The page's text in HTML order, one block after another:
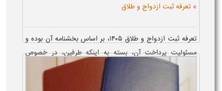
» تعرفه ثبت ازدواج و طلاق
تعرفه ثبت ازدواج و طلاق ۱۴۰۵، بر اساس بخشنامه آن بوده و
مسئولیت پرداخت آن، بسته به اینکه طرفین، در خصوص
پرداخت، توافق نموده باشند یا خیر، متفاوت می باشد. هزینه حق
التحریر محضری&nbs...